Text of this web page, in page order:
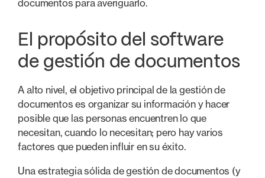
documentos para averiguarlo.
El propósito del software
de gestión de documentos
A alto nivel, el objetivo principal de la gestión de
documentos es organizar su información y hacer
posible que las personas encuentren lo que
necesitan, cuando lo necesitan; pero hay varios
factores que pueden influir en su éxito.
Una estrategia sólida de gestión de documentos (y